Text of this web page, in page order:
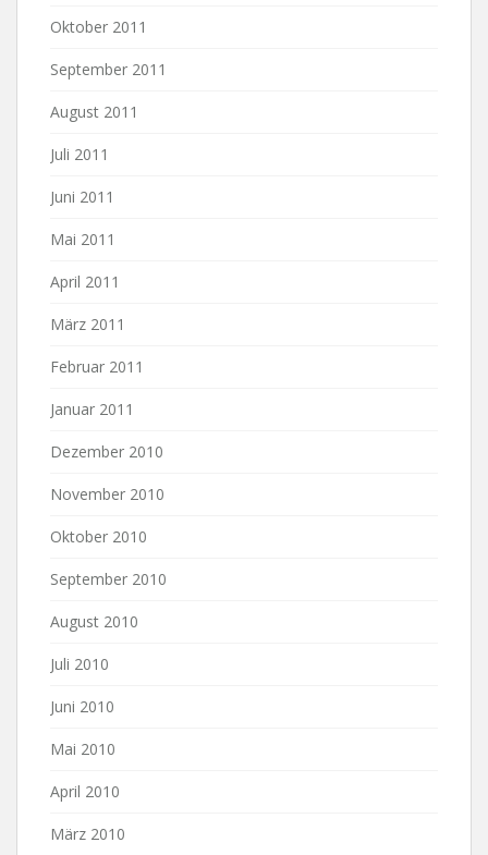
Oktober 2011
September 2011
August 2011
Juli 2011
Juni 2011
Mai 2011
April 2011
März 2011
Februar 2011
Januar 2011
Dezember 2010
November 2010
Oktober 2010
September 2010
August 2010
Juli 2010
Juni 2010
Mai 2010
April 2010
März 2010